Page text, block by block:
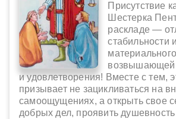
Присутствие
Шестерка
раскладе —
стабильности и
возвышающей
и удовлетворения! Вместе с тем,
призывает не зацикливаться на
самоощущениях, а открыть свое
добрых дел, проявить